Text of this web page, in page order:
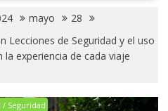
mayo
28
Lecciones de Seguridad y el uso
experiencia de cada viaje
/ Seguridad